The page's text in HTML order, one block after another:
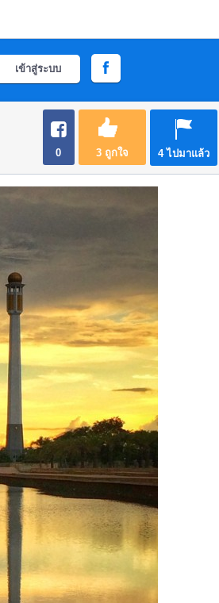
เข้าสู่ระบบ
0 3ถูกใจ 4ไปมาแล้ว